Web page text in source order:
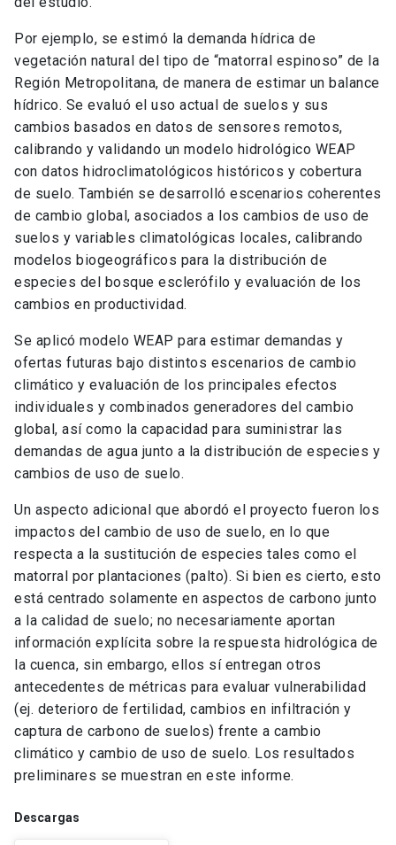
Por ejemplo, se estimó la demanda hídrica de
vegetación natural del tipo de “matorral espinoso” de la
Región Metropolitana, de manera de estimar un balance
hídrico. Se evaluó el uso actual de suelos y sus
cambios basados en datos de sensores remotos,
calibrando y validando un modelo hidrológico WEAP
con datos hidroclimatológicos históricos y cobertura
de suelo. También se desarrolló escenarios coherentes
de cambio global, asociados a los cambios de uso de
suelos y variables climatológicas locales, calibrando
modelos biogeográficos para la distribución de
especies del bosque esclerófilo y evaluación de los
cambios en productividad.
Se aplicó modelo WEAP para estimar demandas y
ofertas futuras bajo distintos escenarios de cambio
climático y evaluación de los principales efectos
individuales y combinados generadores del cambio
global, así como la capacidad para suministrar las
demandas de agua junto a la distribución de especies y
cambios de uso de suelo.
Un aspecto adicional que abordó el proyecto fueron los
impactos del cambio de uso de suelo, en lo que
respecta a la sustitución de especies tales como el
matorral por plantaciones (palto). Si bien es cierto, esto
está centrado solamente en aspectos de carbono junto
a la calidad de suelo; no necesariamente aportan
información explícita sobre la respuesta hidrológica de
la cuenca, sin embargo, ellos sí entregan otros
antecedentes de métricas para evaluar vulnerabilidad
(ej. deterioro de fertilidad, cambios en infiltración y
captura de carbono de suelos) frente a cambio
climático y cambio de uso de suelo. Los resultados
preliminares se muestran en este informe.
Descargas